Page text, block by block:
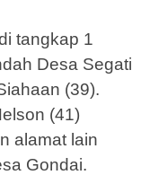
tangkap 1
Desa Segati
(39).
(41)
alamat lain
Gondai.